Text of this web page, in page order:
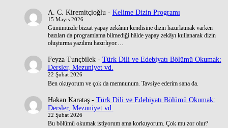
A. C. Kiremitçioğlu - Kelime Dizin Programı
15 Mayıs 2026
Günümüzde bizzat yapay zekânın kendisine dizin hazırlatmak varken
bazıları da programlama bilmediği hâlde yapay zekâyı kullanarak dizin
oluşturma yazılımı hazırlıyor.…
Feyza Tunçbilek- Türk Dili ve Edebiyatı Bölümü Okumak:
Dersler, Mezuniyet vd.
22 Şubat 2026
Ben okuyorum ve çok da memnunum. Tavsiye ederim sana da.
Hakan Karataş- Türk Dili ve Edebiyatı Bölümü Okumak:
Dersler, Mezuniyet vd.
22 Şubat 2026
Bu bölümü okumak istiyorum ama korkuyorum. Çok mu zor olur?